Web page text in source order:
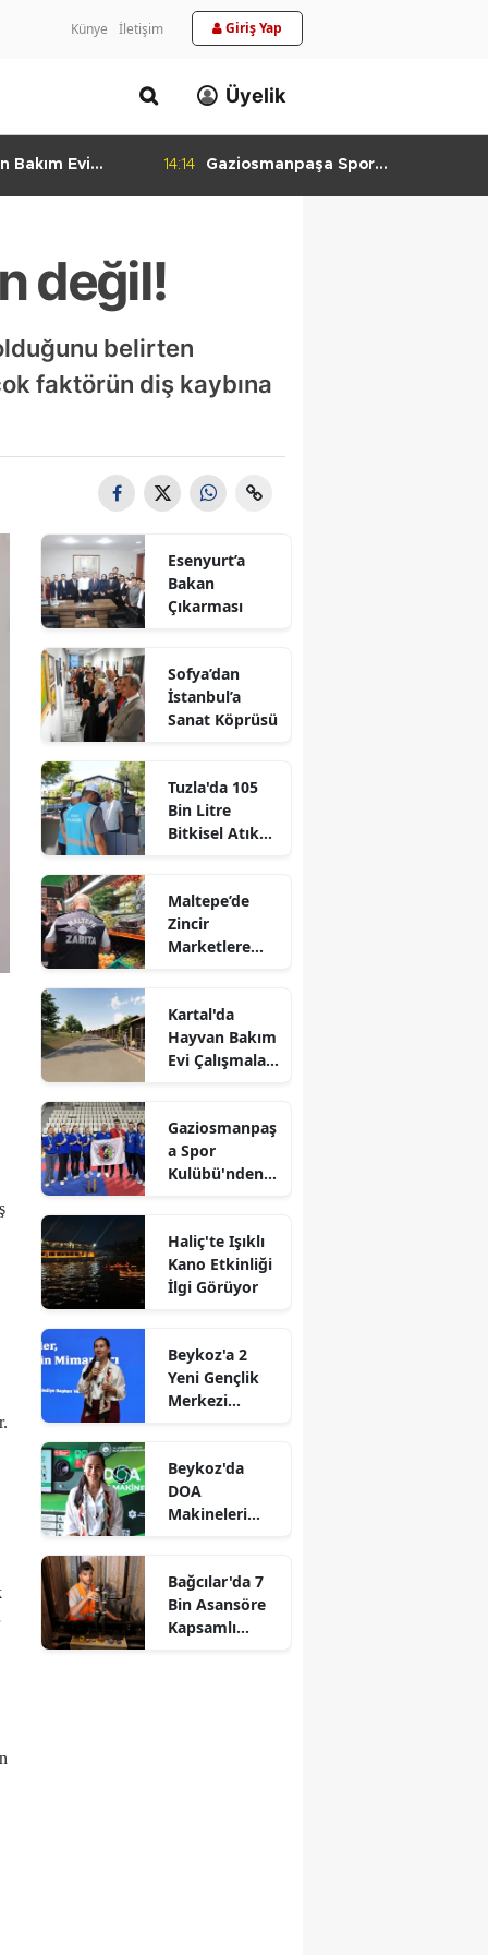
Künye İletişim Giriş Yap
Üyelik
Bakım Evi
14:14
Gaziosmanpaşa Spor
değil!
belirten
faktörün diş kaybına
Esenyurt’a
Bakan
Çıkarması
Sofya’dan
İstanbul’a
Sanat Köprüsü
Tuzla'da 105
Bin Litre
Bitkisel Atık
Maltepe’de
Zincir
Marketlere
Kartal'da
Hayvan Bakım
Evi Çalışmaları
Gaziosmanpaş
a Spor
Kulübü'nden
Haliç'te Işıklı
Kano Etkinliği
İlgi Görüyor
Beykoz'a 2
Yeni Gençlik
Merkezi
Beykoz'da
DOA
Makineleri
Bağcılar'da 7
Bin Asansöre
Kapsamlı